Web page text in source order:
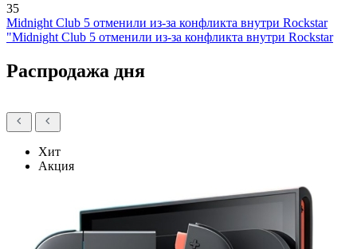
35
Midnight Club 5 отменили из-за конфликта внутри Rockstar
"Midnight Club 5 отменили из-за конфликта внутри Rockstar
Распродажа дня
Хит
Акция